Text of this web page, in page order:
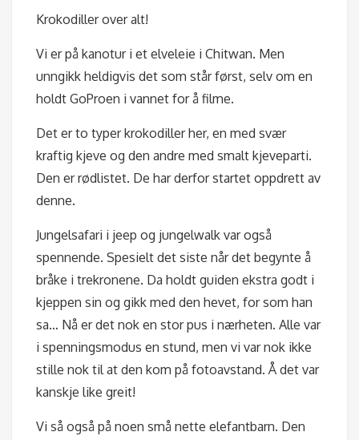
Krokodiller over alt!
Vi er på kanotur i et elveleie i Chitwan. Men
unngikk heldigvis det som står først, selv om en
holdt GoProen i vannet for å filme.
Det er to typer krokodiller her, en med svær
kraftig kjeve og den andre med smalt kjeveparti.
Den er rødlistet. De har derfor startet oppdrett av
denne.
Jungelsafari i jeep og jungelwalk var også
spennende. Spesielt det siste når det begynte å
bråke i trekronene. Da holdt guiden ekstra godt i
kjeppen sin og gikk med den hevet, for som han
sa… Nå er det nok en stor pus i nærheten. Alle var
i spenningsmodus en stund, men vi var nok ikke
stille nok til at den kom på fotoavstand. Å det var
kanskje like greit!
Vi så også på noen små nette elefantbarn. Den